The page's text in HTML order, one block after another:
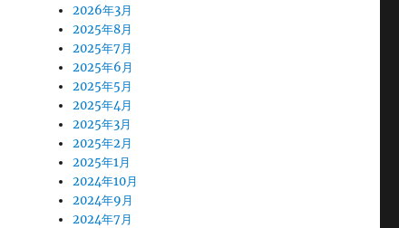
2026年3月
2025年8月
2025年7月
2025年6月
2025年5月
2025年4月
2025年3月
2025年2月
2025年1月
2024年10月
2024年9月
2024年7月